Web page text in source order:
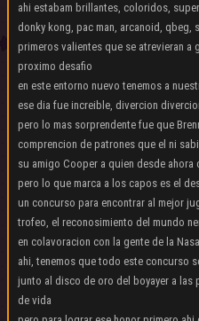
ahi estabam brillantes, coloridos,
donky kong, pac man, arcanoid, qbeg,
primeros valientes que se atrevieran a
proximo desafio
en este entorno nuevo tenemos a
ese dia fue increible, divercion
pero lo mas sorprendente fue que
comprencion de patrones que el ni
su amigo Cooper a quien desde ahora
pero lo que marca a los capos es el
un concurso para encontrar al mejor
trofeo, el reconosimiento del mundo
en colavoracion con la gente de la
ahi, tenemos que todo este concurso
junto al disco de oro del boyayer a
de vida